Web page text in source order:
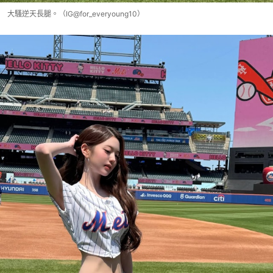
大騷逆天長腿。（IG@for_everyoung10）